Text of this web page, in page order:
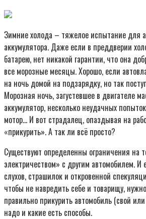
Зимние холода – тяжелое испытание для
аккумулятора. Даже если в преддверии
батарею, нет никакой гарантии, что она
все морозные месяцы. Хорошо, если
на ночь домой на подзарядку, но так
Морозная ночь, загустевшее в двигателе
аккумулятор, несколько неудачных
мотор… И вот страдалец, опаздывая на
«прикурить». А так ли всё просто?
Существуют определенны ограничения на
электричеством» с другим автомобилем.
слухов, страшилок и откровенной
чтобы не навредить себе и товарищу,
правильно прикурить автомобиль (свой
надо и какие есть способы.